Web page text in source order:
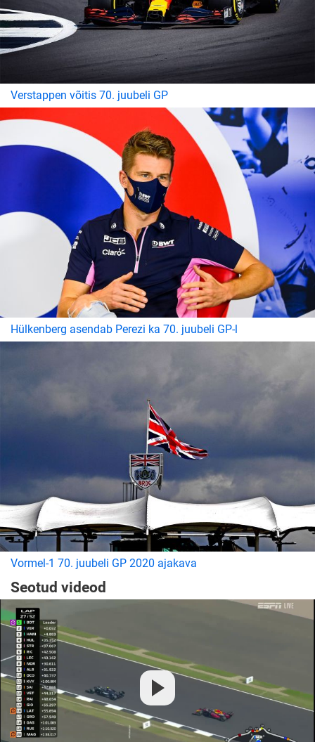
Verstappen võitis 70. juubeli GP
Hülkenberg asendab Perezi ka 70. juubeli GP-l
Vormel-1 70. juubeli GP 2020 ajakava
Seotud videod